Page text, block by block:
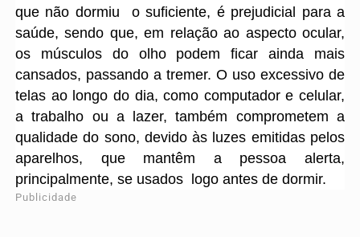
que não dormiu o suficiente, é prejudicial para a
saúde, sendo que, em relação ao aspecto ocular,
os músculos do olho podem ficar ainda mais
cansados, passando a tremer. O uso excessivo de
telas ao longo do dia, como computador e celular,
a trabalho ou a lazer, também comprometem a
qualidade do sono, devido às luzes emitidas pelos
aparelhos, que mantêm a pessoa alerta,
principalmente, se usados logo antes de dormir.
Publicidade